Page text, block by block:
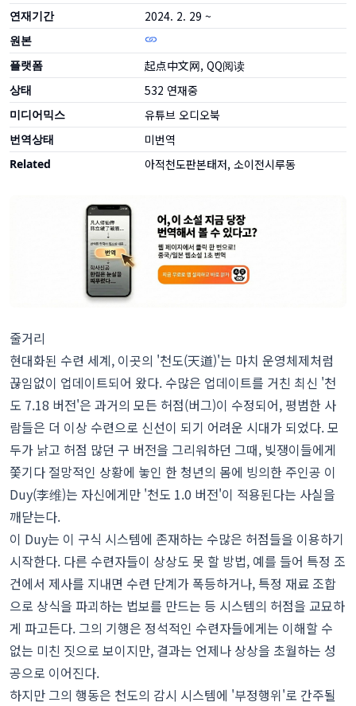
연재기간 2024. 2. 29 ~
원본
플랫폼
起点中文网, QQ阅读
상태 532 연재중
미디어믹스 유튜브 오디오북
번역상태 미번역
Related 아적천도판본태저, 소이전시루동
줄거리
현대화된 수련 세계, 이곳의 '천도(天道)'는 마치 운영체제처럼
끊임없이 업데이트되어 왔다. 수많은 업데이트를 거친 최신 '천
도 7.18 버전'은 과거의 모든 허점(버그)이 수정되어, 평범한 사
람들은 더 이상 수련으로 신선이 되기 어려운 시대가 되었다. 모
두가 낡고 허점 많던 구 버전을 그리워하던 그때, 빚쟁이들에게
쫓기다 절망적인 상황에 놓인 한 청년의 몸에 빙의한 주인공 이
Duy(李维)는 자신에게만 '천도 1.0 버전'이 적용된다는 사실을
깨닫는다.
이 Duy는 이 구식 시스템에 존재하는 수많은 허점들을 이용하기
시작한다. 다른 수련자들이 상상도 못 할 방법, 예를 들어 특정 조
건에서 제사를 지내면 수련 단계가 폭등하거나, 특정 재료 조합
으로 상식을 파괴하는 법보를 만드는 등 시스템의 허점을 교묘하
게 파고든다. 그의 기행은 정석적인 수련자들에게는 이해할 수
없는 미친 짓으로 보이지만, 결과는 언제나 상상을 초월하는 성
공으로 이어진다.
하지만 그의 행동은 천도의 감시 시스템에 '부정행위'로 간주될